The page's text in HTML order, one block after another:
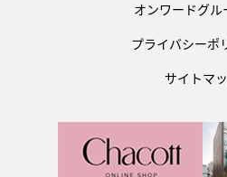
オンワードグル
プライバシーポ
サイトマ